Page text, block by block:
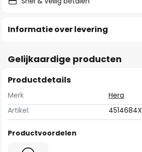
Informatie over levering
Gelijkaardige producten
Productdetails
Merk
Hera
Artikel:
4514684X
Productvoordelen